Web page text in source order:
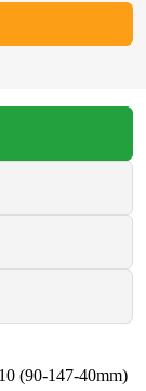
(90-147-40mm)